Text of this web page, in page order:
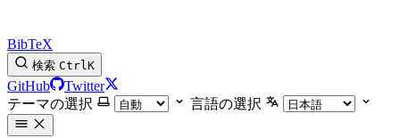
BibTeX
検索 CtrlK
GitHub
Twitter
テーマの選択
言語の選択